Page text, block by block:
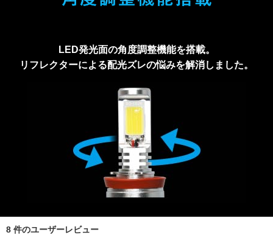
LED発光面の角度調整機能を搭載。
リフレクターによる配光ズレの悩みを解消しました。
8 件のユーザーレビュー